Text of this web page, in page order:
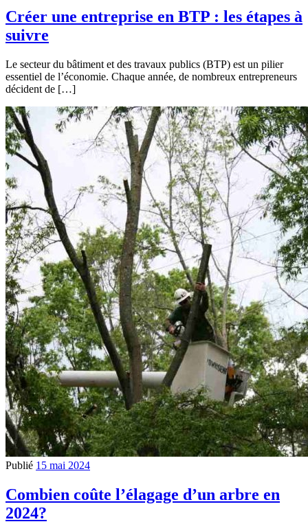
Créer une entreprise en BTP : les étapes à
suivre
Le secteur du bâtiment et des travaux publics (BTP) est un pilier
essentiel de l’économie. Chaque année, de nombreux entrepreneurs
décident de […]
Publié 15 mai 2024
Combien coûte l’élagage d’un arbre en
2024?